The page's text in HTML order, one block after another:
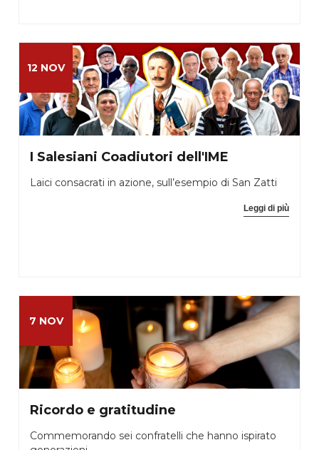
12 NOV
I Salesiani Coadiutori dell'IME
Laici consacrati in azione, sull’esempio di San Zatti
Leggi di più
7 NOV
Ricordo e gratitudine
Commemorando sei confratelli che hanno ispirato